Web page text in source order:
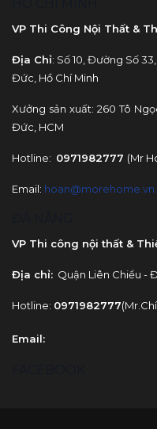
VP Thi Công Nội Thất &
Địa Chỉ: Số 10, Đường Số
Đức, Hồ Chí Minh
Xưởng sản xuất: 260 Tô
Đức, HCM
Hotline: 0971982777 (Mr
Email: hoan@morehome.vn
VP Thi công nội thất &
Địa chỉ: Quận Liên Chiểu -
Hotline: 0971982777
Email: